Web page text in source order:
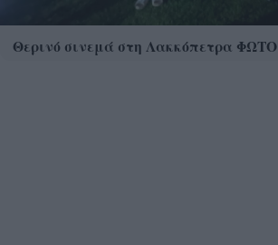
Θερινό σινεμά στη Λακκόπετρα ΦΩΤΟ